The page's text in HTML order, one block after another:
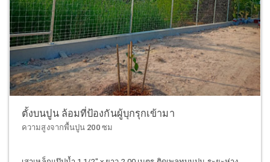
ตั้งบนปูน ล้อมที่ป้องกันผู้บุกรุกเข้ามา
ความสูงจากพื้นปูน 200 ซม